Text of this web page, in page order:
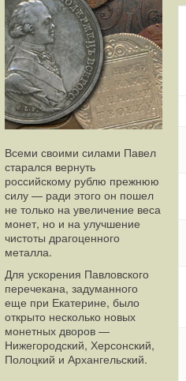
Всеми своими силами Павел
старался вернуть
российскому рублю прежнюю
силу — ради этого он пошел
не только на увеличение веса
монет, но и на улучшение
чистоты драгоценного
металла.
Для ускорения Павловского
перечекана, задуманного
еще при Екатерине, было
открыто несколько новых
монетных дворов —
Нижегородский, Херсонский,
Полоцкий и Архангельский.